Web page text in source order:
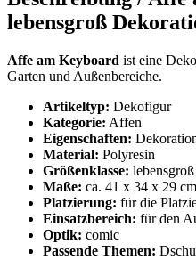
lebensgroß
Affe am Keyboard ist eine
Garten und Außenbereiche.
Artikeltyp: Dekofigur
Kategorie: Affen
Eigenschaften:
Material: Polyresin
Größenklasse: lebensgroß
Maße: ca. 41 x 34 x 29 cm
Platzierung: für die
Einsatzbereich: für den
Optik: comic
Passende Themen: